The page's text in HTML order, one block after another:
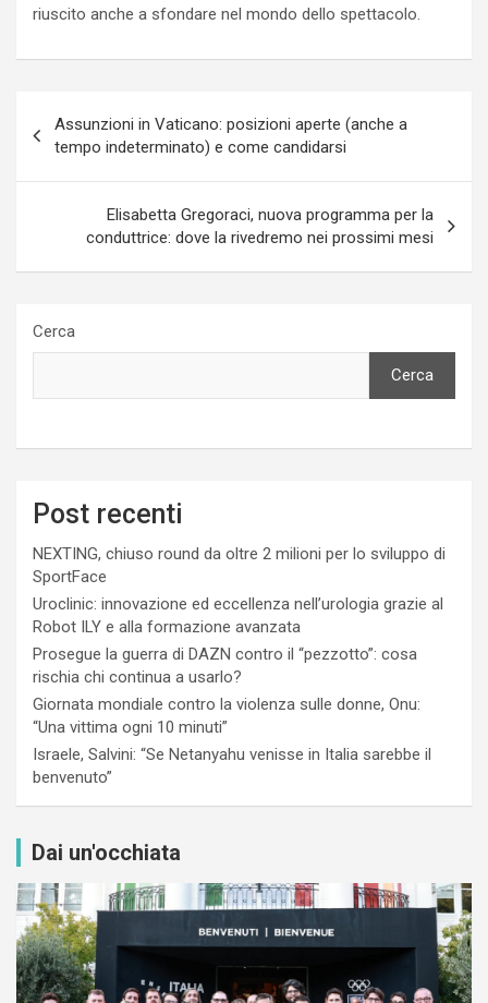
riuscito anche a sfondare nel mondo dello spettacolo.
articoli
Assunzioni in Vaticano: posizioni aperte (anche a
tempo indeterminato) e come candidarsi
Elisabetta Gregoraci, nuova programma per la
conduttrice: dove la rivedremo nei prossimi mesi
Cerca
Cerca
Post recenti
NEXTING, chiuso round da oltre 2 milioni per lo sviluppo di
SportFace
Uroclinic: innovazione ed eccellenza nell’urologia grazie al
Robot ILY e alla formazione avanzata
Prosegue la guerra di DAZN contro il “pezzotto”: cosa
rischia chi continua a usarlo?
Giornata mondiale contro la violenza sulle donne, Onu:
“Una vittima ogni 10 minuti”
Israele, Salvini: “Se Netanyahu venisse in Italia sarebbe il
benvenuto”
Dai un'occhiata